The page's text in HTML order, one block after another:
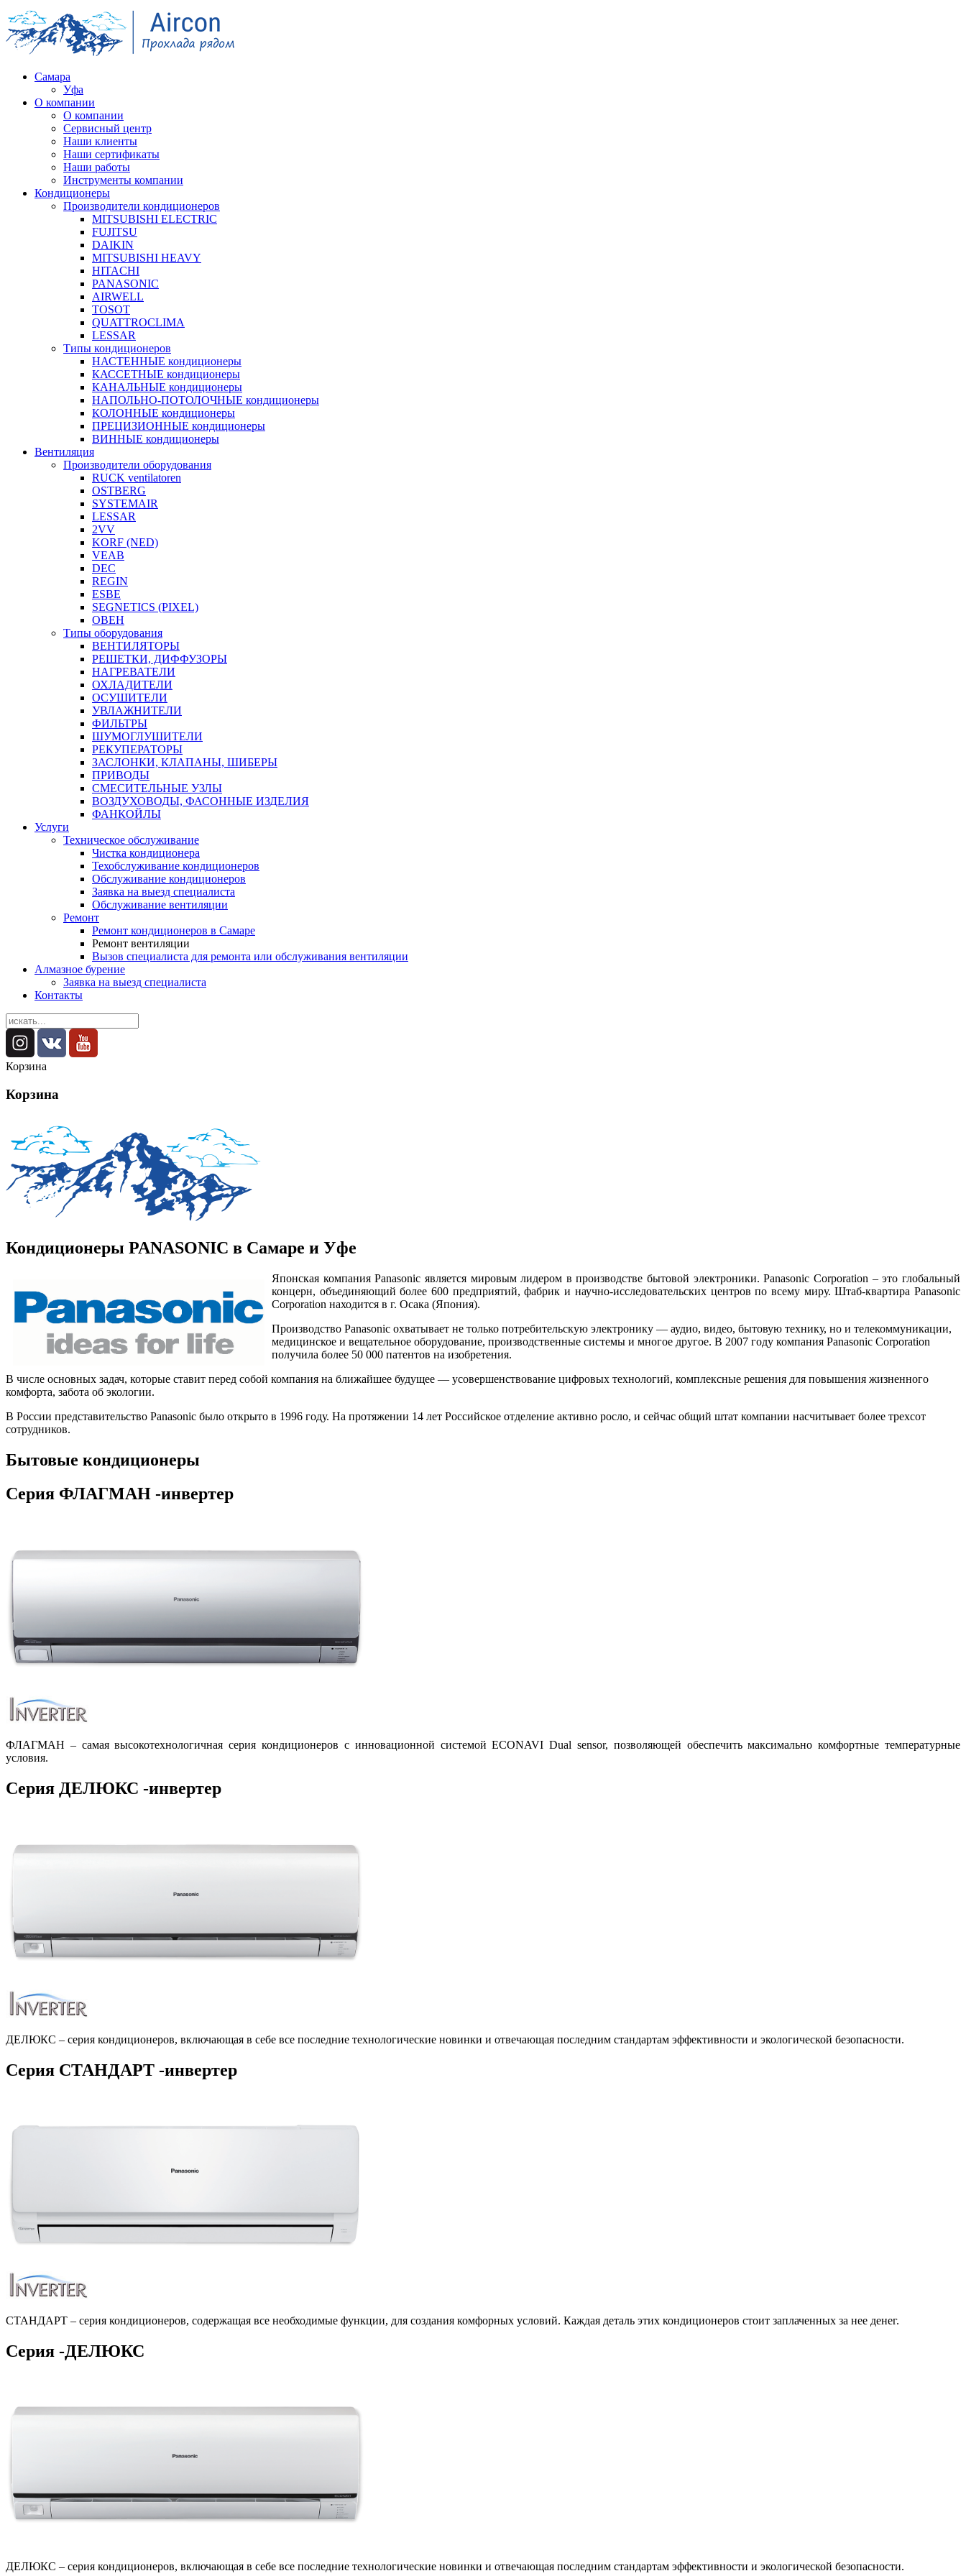
Самара
Уфа
О компании
О компании
Сервисный центр
Наши клиенты
Наши сертификаты
Наши работы
Инструменты компании
Кондиционеры
Производители кондиционеров
MITSUBISHI ELECTRIC
FUJITSU
DAIKIN
MITSUBISHI HEAVY
HITACHI
PANASONIC
AIRWELL
TOSOT
QUATTROCLIMA
LESSAR
Типы кондиционеров
НАСТЕННЫЕ кондиционеры
КАССЕТНЫЕ кондиционеры
КАНАЛЬНЫЕ кондиционеры
НАПОЛЬНО-ПОТОЛОЧНЫЕ кондиционеры
КОЛОННЫЕ кондиционеры
ПРЕЦИЗИОННЫЕ кондиционеры
ВИННЫЕ кондиционеры
Вентиляция
Производители оборудования
RUCK ventilatoren
OSTBERG
SYSTEMAIR
LESSAR
2VV
KORF (NED)
VEAB
DEC
REGIN
ESBE
SEGNETICS (PIXEL)
ОВЕН
Типы оборудования
ВЕНТИЛЯТОРЫ
РЕШЕТКИ, ДИФФУЗОРЫ
НАГРЕВАТЕЛИ
ОХЛАДИТЕЛИ
ОСУШИТЕЛИ
УВЛАЖНИТЕЛИ
ФИЛЬТРЫ
ШУМОГЛУШИТЕЛИ
РЕКУПЕРАТОРЫ
ЗАСЛОНКИ, КЛАПАНЫ, ШИБЕРЫ
ПРИВОДЫ
СМЕСИТЕЛЬНЫЕ УЗЛЫ
ВОЗДУХОВОДЫ, ФАСОННЫЕ ИЗДЕЛИЯ
ФАНКОЙЛЫ
Услуги
Техническое обслуживание
Чистка кондиционера
Техобслуживание кондиционеров
Обслуживание кондиционеров
Заявка на выезд специалиста
Обслуживание вентиляции
Ремонт
Ремонт кондиционеров в Самаре
Ремонт вентиляции
Вызов специалиста для ремонта или обслуживания вентиляции
Алмазное бурение
Заявка на выезд специалиста
Контакты
Корзина
Корзина
Кондиционеры PANASONIC в Самаре и Уфе
Японская компания Panasonic является мировым лидером в производстве бытовой электроники. Panasonic Corporation – это глобальный
концерн, объединяющий более 600 предприятий, фабрик и научно-исследовательских центров по всему миру. Штаб-квартира Panasonic
Corporation находится в г. Осака (Япония).
Производство Panasonic охватывает не только потребительскую электронику — аудио, видео, бытовую технику, но и телекоммуникации,
медицинское и вещательное оборудование, производственные системы и многое другое. В 2007 году компания Panasonic Corporation
получила более 50 000 патентов на изобретения.
В числе основных задач, которые ставит перед собой компания на ближайшее будущее — усовершенствование цифровых технологий, комплексные решения для повышения жизненного
комфорта, забота об экологии.
В России представительство Panasonic было открыто в 1996 году. На протяжении 14 лет Российское отделение активно росло, и сейчас общий штат компании насчитывает более трехсот
сотрудников.
Бытовые кондиционеры
Серия ФЛАГМАН -инвертер
ФЛАГМАН – самая высокотехнологичная серия кондиционеров с инновационной системой ECONAVI Dual sensor, позволяющей обеспечить максимально комфортные температурные
условия.
Серия ДЕЛЮКС -инвертер
ДЕЛЮКС – серия кондиционеров, включающая в себе все последние технологические новинки и отвечающая последним стандартам эффективности и экологической безопасности.
Серия СТАНДАРТ -инвертер
СТАНДАРТ – серия кондиционеров, содержащая все необходимые функции, для создания комфорных условий. Каждая деталь этих кондиционеров стоит заплаченных за нее денег.
Серия -ДЕЛЮКС
ДЕЛЮКС – серия кондиционеров, включающая в себе все последние технологические новинки и отвечающая последним стандартам эффективности и экологической безопасности.